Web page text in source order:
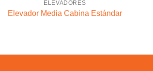
ELEVADORES
Elevador Media Cabina Estándar